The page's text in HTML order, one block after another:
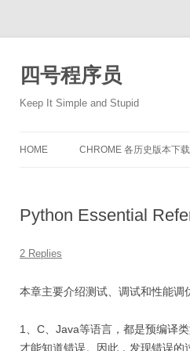
content
四号程序员
Keep It Simple and Stupid
HOME CHROME 各历史版本下载
Python Essential
2 Replies
本章主要介绍测试、调试和性能调
1、C、Java等语言，都是预编译
才能知道错误。因此，发现错误的